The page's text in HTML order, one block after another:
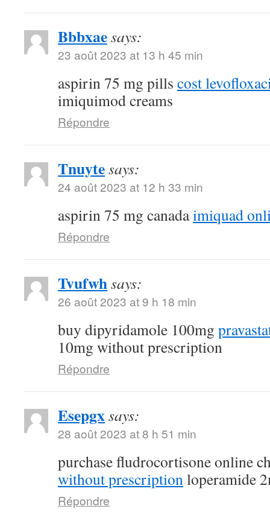
Bbbxaesays:
23 août 2023 at 13 h 45 min
aspirin 75 mg pills cost
imiquimod creams
Répondre
Tnuytesays:
24 août 2023 at 12 h 33 min
aspirin 75 mg canadaimiquad
Répondre
Tvufwhsays:
26 août 2023 at 9 h 18 min
buy dipyridamole 100mg
10mg without prescription
Répondre
Esepgxsays:
28 août 2023 at 8 h 51 min
purchase fludrocortisone online
without prescriptionloperamide
Répondre